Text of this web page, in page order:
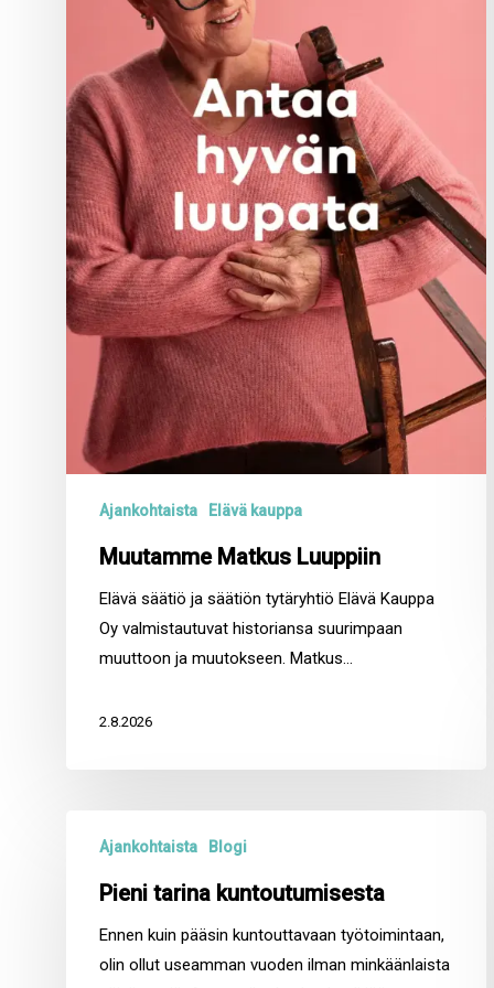
Ajankohtaista Elävä kauppa
Muutamme Matkus Luuppiin
Elävä säätiö ja säätiön tytäryhtiö Elävä Kauppa
Oy valmistautuvat historiansa suurimpaan
muuttoon ja muutokseen. Matkus…
2.8.2026
tarina
kuntoutumisesta
Ajankohtaista Blogi
Pieni tarina kuntoutumisesta
Ennen kuin pääsin kuntouttavaan työtoimintaan,
olin ollut useamman vuoden ilman minkäänlaista